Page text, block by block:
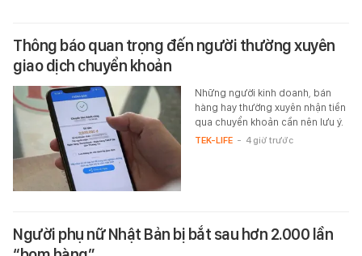
Thông báo quan trọng đến người thường xuyên
giao dịch chuyển khoản
Những người kinh doanh, bán
hàng hay thường xuyên nhận tiền
qua chuyển khoản cần nên lưu ý.
TEK-LIFE - 4 giờ trước
Người phụ nữ Nhật Bản bị bắt sau hơn 2.000 lần